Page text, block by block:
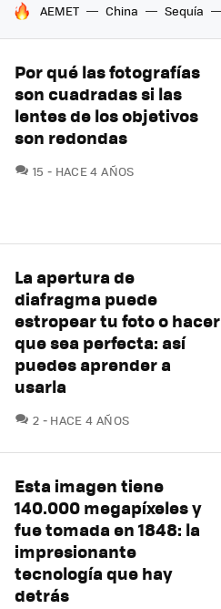
HOY SE HABLA DE
AEMET China Sequía
Por qué las fotografías
son cuadradas si las
lentes de los objetivos
son redondas
15 COMENTARIOS
HACE 4 AÑOS
La apertura de
diafragma puede
estropear tu foto o hacer
que sea perfecta: así
puedes aprender a
usarla
2 COMENTARIOS
HACE 4 AÑOS
Esta imagen tiene
140.000 megapíxeles y
fue tomada en 1848: la
impresionante
tecnología que hay
detrás